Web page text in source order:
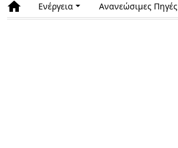
Ενέργεια Ανανεώσιμες Πηγές